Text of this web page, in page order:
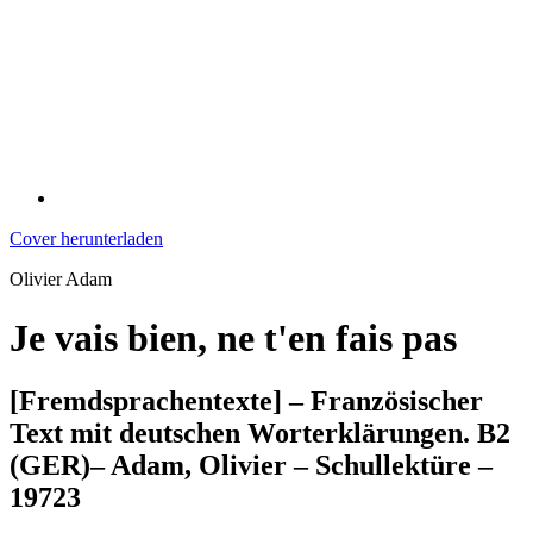
Cover herunterladen
Olivier Adam
Je vais bien, ne t'en fais pas
[Fremdsprachentexte] – Französischer
Text mit deutschen Worterklärungen. B2
(GER)– Adam, Olivier – Schullektüre –
19723